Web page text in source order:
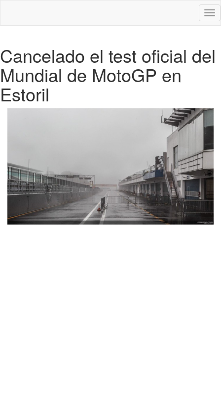
Cancelado el test oficial del
Mundial de MotoGP en
Estoril